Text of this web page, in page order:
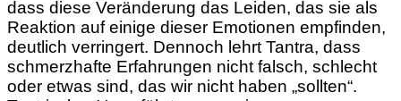
dass diese Veränderung das Leiden, das sie als
Reaktion auf einige dieser Emotionen empfinden,
deutlich verringert. Dennoch lehrt Tantra, dass
schmerzhafte Erfahrungen nicht falsch, schlecht
oder etwas sind, das wir nicht haben „sollten“.